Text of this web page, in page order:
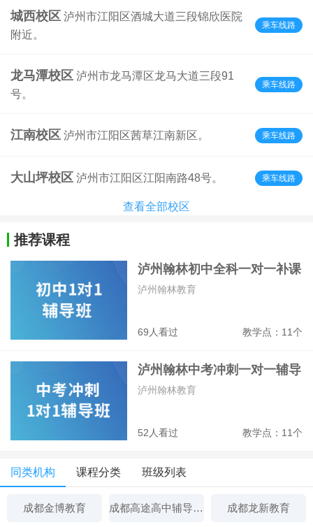
城西校区 泸州市江阳区酒城大道三段锦欣医院
附近。
乘车线路
龙马潭校区 泸州市龙马潭区龙马大道三段91
号。
乘车线路
江南校区 泸州市江阳区茜草江南新区。 乘车线路
大山坪校区 泸州市江阳区江阳南路48号。 乘车线路
查看全部校区
推荐课程
泸州翰林初中全科一对一补课
班
69人看过 教学点：11个
泸州翰林教育
泸州翰林中考冲刺一对一辅导
班
52人看过 教学点：11个
泸州翰林教育
同类机构 课程分类 班级列表
成都金博教育 成都高途高中辅导机构 成都龙新教育